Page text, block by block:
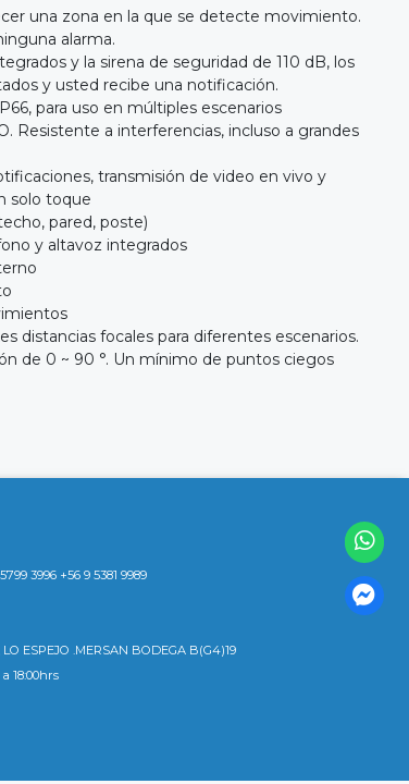
una zona en la que se detecte movimiento.
alarma.
y la sirena de seguridad de 110 dB, los
y usted recibe una notificación.
para uso en múltiples escenarios
Resistente a interferencias, incluso a grandes
transmisión de video en vivo y
solo toque
pared, poste)
y altavoz integrados
distancias focales para diferentes escenarios.
de 0 ~ 90 °. Un mínimo de puntos ciegos
3996 +56 9 5381 9989
ESPEJO .MERSAN BODEGA B(G4)19
18:00hrs